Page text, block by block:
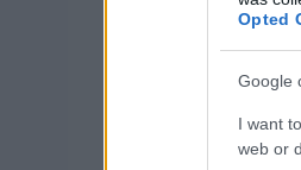
Opted
Google
I want
web or
A GKI jelzi a
a